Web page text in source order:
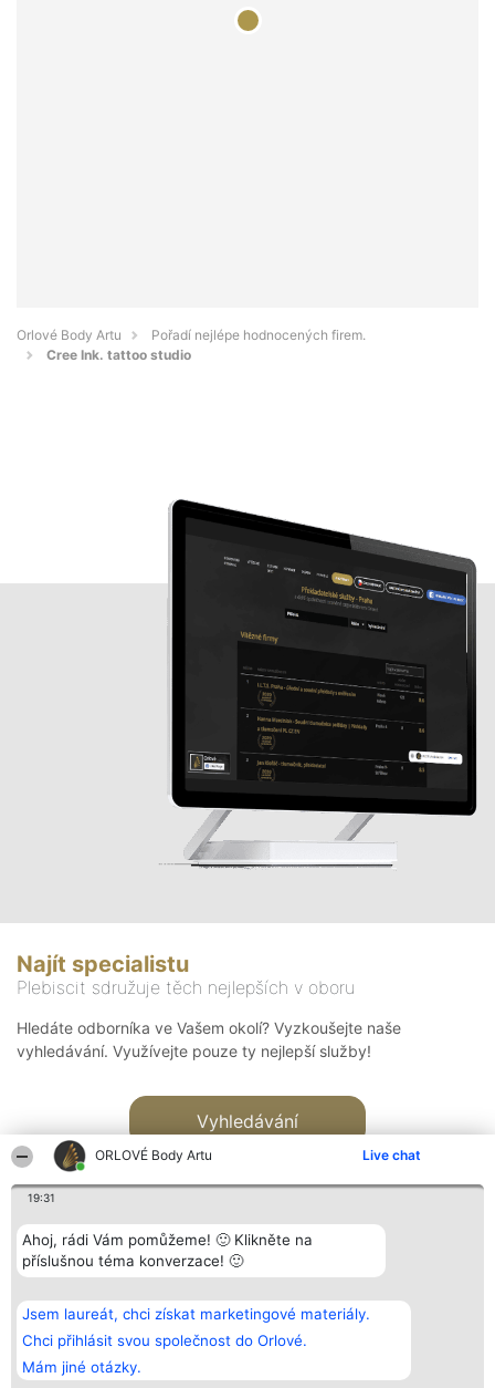
ORLOVÉ Body Artu Live chat
19:31
Ahoj, rádi Vám pomůžeme! 🙂 Klikněte na
příslušnou téma konverzace! 🙂
Jsem laureát, chci získat marketingové materiály.
Chci přihlásit svou společnost do Orlové.
Mám jiné otázky.
Orlové Body Artu
Pořadí nejlépe hodnocených firem.
Cree Ink. tattoo studio
Najít specialistu
Plebiscit sdružuje těch nejlepších v oboru
Hledáte odborníka ve Vašem okolí? Vyzkoušejte naše
vyhledávání. Využívejte pouze ty nejlepší služby!
Vyhledávání
Bright Side Solutions sp. z o.
o. sp. k.
ul. Ruska 22
Wrocław 50-079
KRS 0000749100 | Regon
381313360 | NIP 8943132676
Vítězové
Seznam všech
laureátů
Zásady
Zásady
Kontakt